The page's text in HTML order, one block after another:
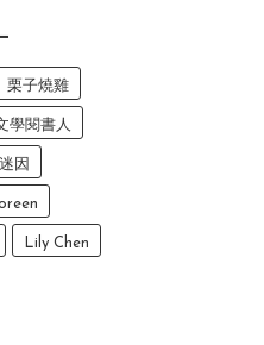
栗子燒雞
學閱書人
因
Lily Chen